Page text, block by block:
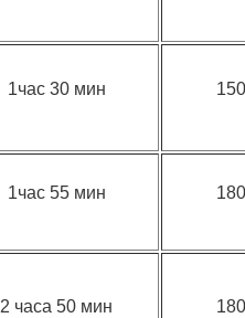
1час 30 мин 150
1час 55 мин 180
2 часа 50 мин 180